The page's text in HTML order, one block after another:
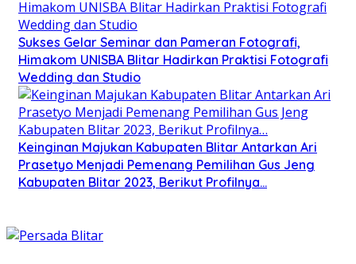
Sukses Gelar Seminar dan Pameran Fotografi,
Himakom UNISBA Blitar Hadirkan Praktisi Fotografi
Wedding dan Studio
Keinginan Majukan Kabupaten Blitar Antarkan Ari
Prasetyo Menjadi Pemenang Pemilihan Gus Jeng
Kabupaten Blitar 2023, Berikut Profilnya…